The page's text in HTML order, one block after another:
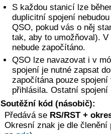
S každou stanicí lze
duplicitní spojení
QSO, pokud vás o něj
tak, aby to umožňoval).
nebude započítáno.
QSO lze navazovat i v
spojení je nutné zapsat
započítána pouze
přihlásila. Ostatní spojení
Soutěžní kód (násobič):
Předává se RS/RST +
Okresní znak je dle členění